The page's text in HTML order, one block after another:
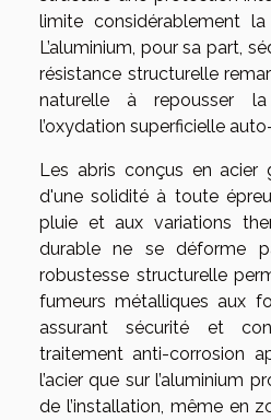
limite considérablement
L’aluminium, pour sa part,
résistance structurelle
naturelle à repousser
l’oxydation superficielle
Les abris conçus en acier
d'une solidité à toute
pluie et aux variations
durable ne se déforme
robustesse structurelle
fumeurs métalliques aux
assurant sécurité et
traitement anti-corrosion
l’acier que sur l’aluminium
de l’installation, même en